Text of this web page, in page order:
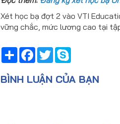
Xét học bạ đợt 2 vào VTI
vững chắc, mức lương cao tại
ShareFacebook
TwitterSkype
BÌNH LUẬN CỦA BẠN